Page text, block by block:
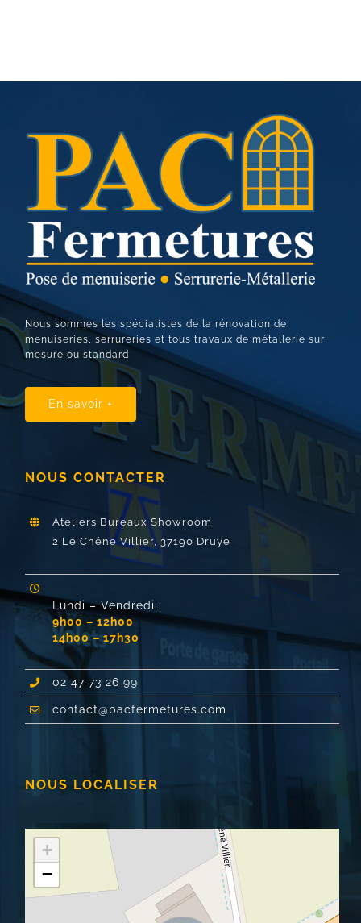
Nous sommes les spécialistes de la rénovation de
menuiseries, serrureries et tous travaux de métallerie sur
mesure ou standard
En savoir +
NOUS CONTACTER
Ateliers Bureaux Showroom
2 Le Chêne Villier, 37190 Druye
Lundi – Vendredi :
9h00 – 12h00
14h00 – 17h30
02 47 73 26 99
contact@pacfermetures.com
NOUS LOCALISER
+
−